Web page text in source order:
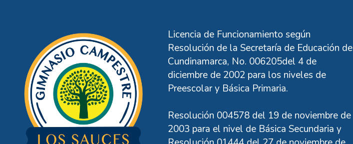
Licencia de Funcionamiento según
Resolución de la Secretaría de Educación de
Cundinamarca, No. 006205del 4 de
diciembre de 2002 para los niveles de
Preescolar y Básica Primaria.
Resolución 004578 del 19 de noviembre de
2003 para el nivel de Básica Secundaria y